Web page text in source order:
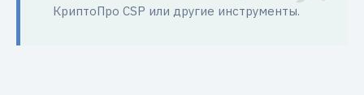
КриптоПро CSP или другие инструменты.